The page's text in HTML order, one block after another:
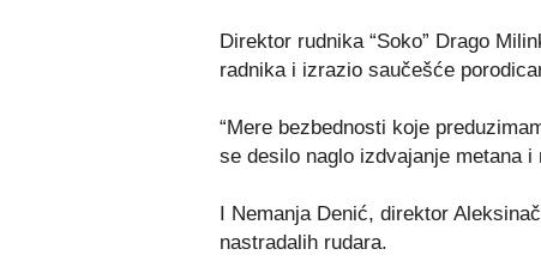
Direktor rudnika “Soko” Drago
radnika i izrazio saučešće
“Mere bezbednosti koje
se desilo naglo izdvajanje metana
I Nemanja Denić, direktor
nastradalih rudara.